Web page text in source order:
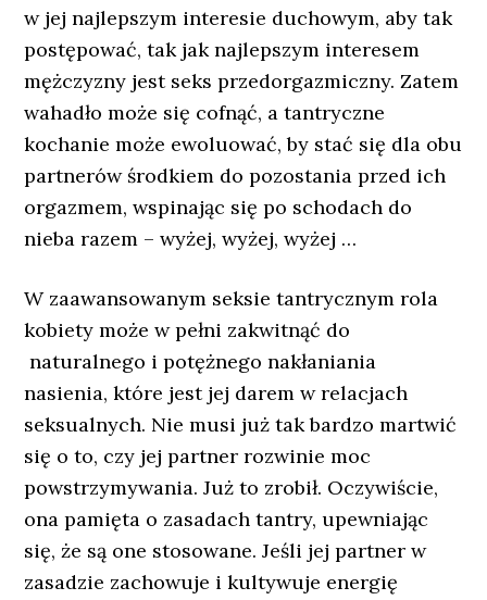
w jej najlepszym interesie duchowym, aby tak
postępować, tak jak najlepszym interesem
mężczyzny jest seks przedorgazmiczny. Zatem
wahadło może się cofnąć, a tantryczne
kochanie może ewoluować, by stać się dla obu
partnerów środkiem do pozostania przed ich
orgazmem, wspinając się po schodach do
nieba razem – wyżej, wyżej, wyżej …
W zaawansowanym seksie tantrycznym rola
kobiety może w pełni zakwitnąć do
naturalnego i potężnego nakłaniania
nasienia, które jest jej darem w relacjach
seksualnych. Nie musi już tak bardzo martwić
się o to, czy jej partner rozwinie moc
powstrzymywania. Już to zrobił. Oczywiście,
ona pamięta o zasadach tantry, upewniając
się, że są one stosowane. Jeśli jej partner w
zasadzie zachowuje i kultywuje energię